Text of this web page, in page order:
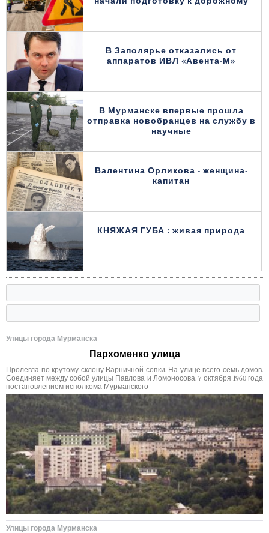
В Заполярье отказались от
аппаратов ИВЛ «Авента-М»
В Мурманске впервые прошла
отправка новобранцев на службу в
научные
Валентина Орликова - женщина-
капитан
КНЯЖАЯ ГУБА : живая природа
Улицы города Мурманска
Пархоменко улица
Пролегла по крутому склону Варничной сопки. На улице всего семь домов.
Соединяет между собой улицы Павлова и Ломоносова. 7 октября 1960 года
постановлением исполкома Мурманского
Улицы города Мурманска